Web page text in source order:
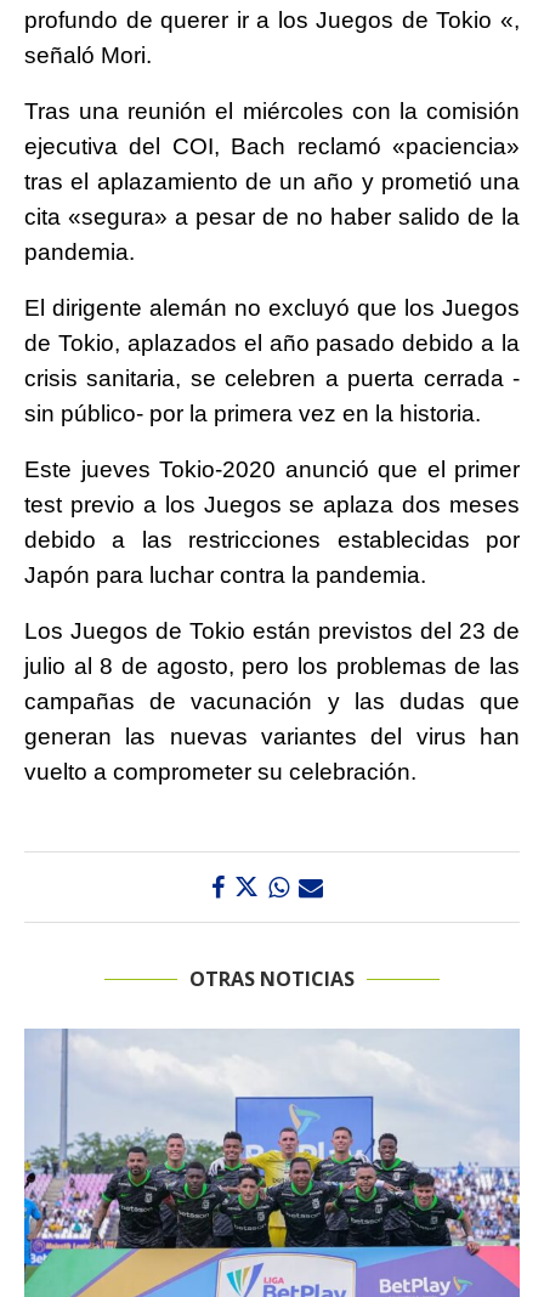
profundo de querer ir a los Juegos de Tokio «,
señaló Mori.
Tras una reunión el miércoles con la comisión
ejecutiva del COI, Bach reclamó «paciencia»
tras el aplazamiento de un año y prometió una
cita «segura» a pesar de no haber salido de la
pandemia.
El dirigente alemán no excluyó que los Juegos
de Tokio, aplazados el año pasado debido a la
crisis sanitaria, se celebren a puerta cerrada -
sin público- por la primera vez en la historia.
Este jueves Tokio-2020 anunció que el primer
test previo a los Juegos se aplaza dos meses
debido a las restricciones establecidas por
Japón para luchar contra la pandemia.
Los Juegos de Tokio están previstos del 23 de
julio al 8 de agosto, pero los problemas de las
campañas de vacunación y las dudas que
generan las nuevas variantes del virus han
vuelto a comprometer su celebración.
OTRAS NOTICIAS